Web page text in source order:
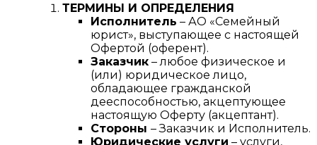
ТЕРМИНЫ И ОПРЕДЕЛЕНИЯ
Исполнитель – АО «Семейный
юрист», выступающее с настоящей
Офертой (оферент).
Заказчик – любое физическое и
(или) юридическое лицо,
обладающее гражданской
дееспособностью, акцептующее
настоящую Оферту (акцептант).
Стороны – Заказчик и Исполнитель.
Юридические услуги – услуги,